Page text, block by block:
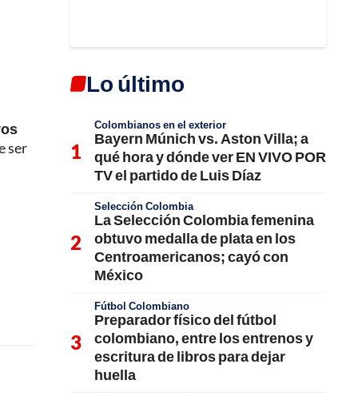
ser
Lo último
Colombianos en el exterior
Bayern Múnich vs. Aston Villa; a
qué hora y dónde ver EN VIVO POR
TV el partido de Luis Díaz
Selección Colombia
La Selección Colombia femenina
obtuvo medalla de plata en los
Centroamericanos; cayó con
México
Fútbol Colombiano
Preparador físico del fútbol
colombiano, entre los entrenos y
escritura de libros para dejar
huella